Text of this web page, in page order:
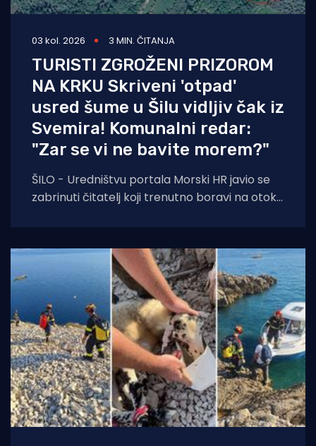
03 kol. 2026 3 MIN. ČITANJA
TURISTI ZGROŽENI PRIZOROM
NA KRKU Skriveni 'otpad'
usred šume u Šilu vidljiv čak iz
Svemira! Komunalni redar:
"Zar se vi ne bavite morem?"
ŠILO - Uredništvu portala Morski HR javio se
zabrinuti čitatelj koji trenutno boravi na otoku